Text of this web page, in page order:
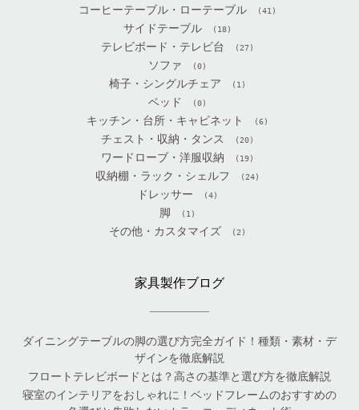
コーヒーテーブル・ローテーブル (41)
サイドテーブル (18)
テレビボード・テレビ台 (27)
ソファ (0)
椅子・シングルチェア (1)
ベッド (0)
キッチン・台所・キャビネット (6)
チェスト・収納・タンス (20)
ワードローブ・洋服収納 (19)
収納棚・ラック・シェルフ (24)
ドレッサー (4)
脚 (1)
その他・カスタマイズ (2)
家具製作ブログ
ダイニングテーブルの脚の選び方完全ガイド！種類・素材・デ
ザインを徹底解説
フロートテレビボードとは？高さの基準と選び方を徹底解説
寝室のインテリアをおしゃれに！ベッドフレームのおすすめの